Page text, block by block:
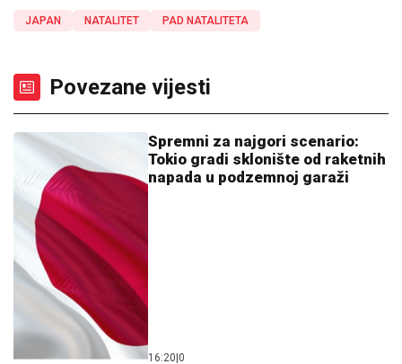
JAPAN NATALITET PAD NATALITETA
Povezane vijesti
Spremni za najgori scenario:
Tokio gradi sklonište od raketnih
napada u podzemnoj garaži
16:20 0